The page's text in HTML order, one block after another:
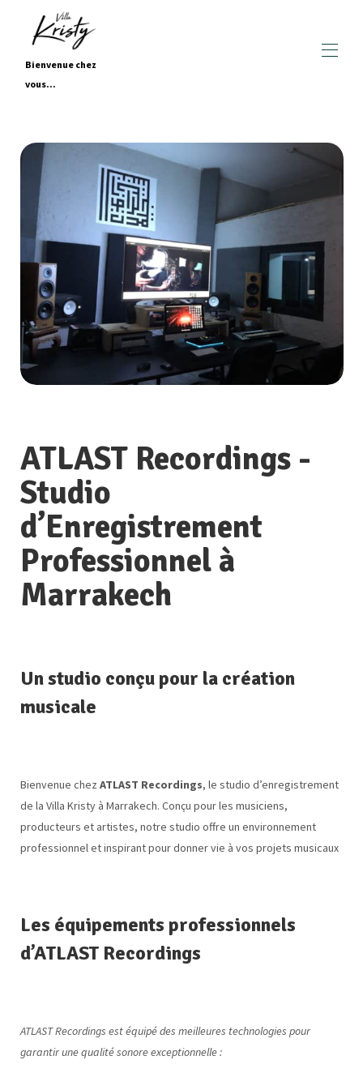
Bienvenue chez
vous...
All properties ▾
Contacte-nos
Galerias
Estúdio de gravação
Visita virtual
Restauração
ATLAST Recordings -
Studio
d’Enregistrement
Professionnel à
Marrakech
Un studio conçu pour la création
musicale
Bienvenue chez ATLAST Recordings, le studio d’enregistrement
de la Villa Kristy à Marrakech. Conçu pour les musiciens,
producteurs et artistes, notre studio offre un environnement
professionnel et inspirant pour donner vie à vos projets musicaux
Les équipements professionnels
d’ATLAST Recordings
ATLAST Recordings est équipé des meilleures technologies pour
garantir une qualité sonore exceptionnelle :